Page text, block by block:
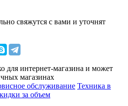
свяжутся с вами и уточнят
для интернет-магазина и может
магазинах
обслуживание Техника в
за объем